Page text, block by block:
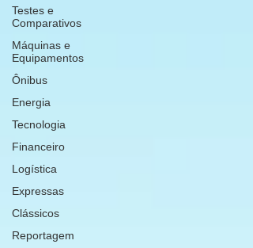
Testes e
Comparativos
Máquinas e
Equipamentos
Ônibus
Energia
Tecnologia
Financeiro
Logística
Expressas
Clássicos
Reportagem